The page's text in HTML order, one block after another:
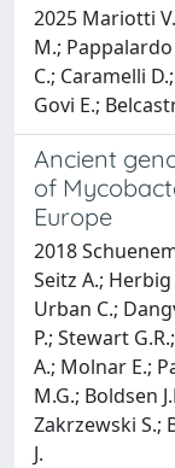
2025 Mariotti
M.; Pappalardo
C.; Caramelli
Govi E.;
Ancient
of
Europe
2018
Seitz A.;
Urban C.;
P.; Stewart
A.; Molnar E.;
M.G.; Boldsen
Zakrzewski S.;
J.